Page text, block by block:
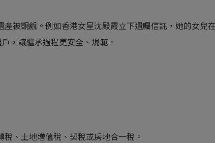
被覬覦。例如香港女星沈殿霞立下遺囑信託，她的女兒
，讓繼承過程更安全、規範。
、土地增值稅、契稅或房地合一稅。